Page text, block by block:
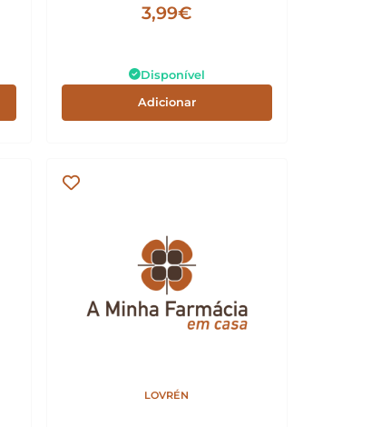
3,99€
Disponível
Adicionar
LOVRÉN